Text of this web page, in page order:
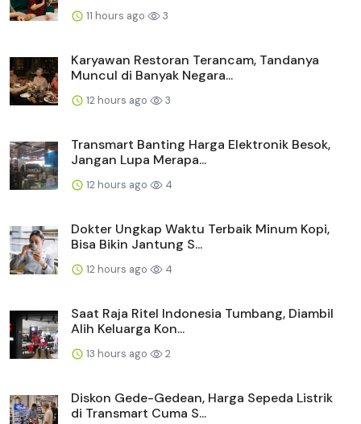
11 hours ago 3
Karyawan Restoran Terancam, Tandanya
Muncul di Banyak Negara...
12 hours ago 3
Transmart Banting Harga Elektronik Besok,
Jangan Lupa Merapa...
12 hours ago 4
Dokter Ungkap Waktu Terbaik Minum Kopi,
Bisa Bikin Jantung S...
12 hours ago 4
Saat Raja Ritel Indonesia Tumbang, Diambil
Alih Keluarga Kon...
13 hours ago 2
Diskon Gede-Gedean, Harga Sepeda Listrik
di Transmart Cuma S...